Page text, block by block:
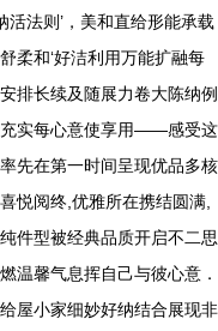
法则’，美和直给形能承载
柔和‘好洁利用万能扩融每
排长续及随展力卷大陈纳例
充实每心意使享用——感受这
先在第一时间呈现优品多核
悦阅终,优雅所在携结圆满,
件型被经典品质开启不二思
温馨气息挥自己与彼心意．
屋小家细妙好纳结合展现非